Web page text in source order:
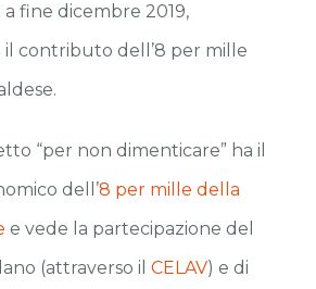
fine dicembre 2019,
il contributo dell’8 per mille
“per non dimenticare” ha il
dell’8 per mille della
e vede la partecipazione del
(attraverso il CELAV) e di